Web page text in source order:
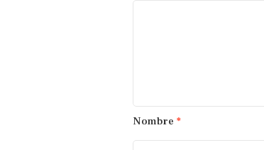
Nombre *